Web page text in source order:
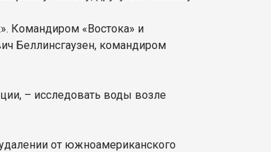
Командиром «Востока» и
Беллинсгаузен, командиром
– исследовать воды возле
от южноамериканского